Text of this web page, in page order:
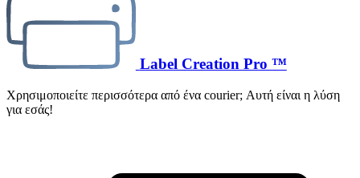
Label Creation Pro ™
Χρησιμοποιείτε περισσότερα από ένα courier; Αυτή είναι η λύση
για εσάς!